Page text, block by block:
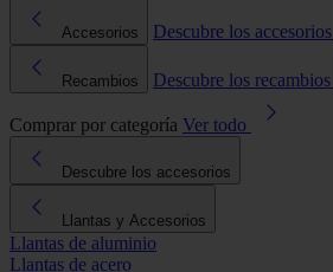
Accesorios Descubre los accesorios
Recambios Descubre los recambios
Comprar por categoría Ver todo
Descubre los accesorios
Llantas y Accesorios
Llantas de aluminio
Llantas de acero